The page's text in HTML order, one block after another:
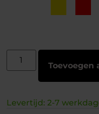
Toevoegen
Levertijd: 2-7